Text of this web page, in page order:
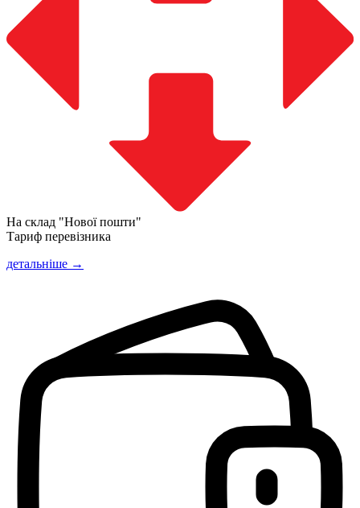
На склад "Нової пошти"
Тариф перевізника
детальніше →